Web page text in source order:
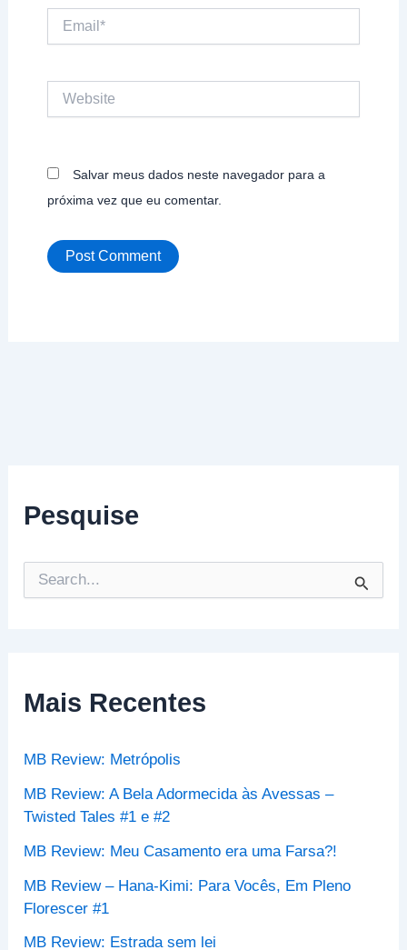
Pesquise
e
a
o
:
Mais Recentes
MB Review: Metrópolis
MB Review: A Bela Adormecida às Avessas –
Twisted Tales #1 e #2
MB Review: Meu Casamento era uma Farsa?!
MB Review – Hana-Kimi: Para Vocês, Em Pleno
Florescer #1
MB Review: Estrada sem lei
Email*
Salvar meus dados neste navegador para a
próxima vez que eu comentar.